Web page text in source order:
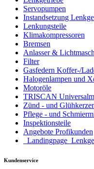
Servopumpen
Instandsetzung
Lenkungsteile
Klimakompressoren
Bremsen
Anlasser &
Filter
Gasfedern Koffer-/
Halogenlampen und
Motoröle
TRISCAN
Zünd - und
Pflege - und
Inspektionsteile
Angebote Profikunden
Kundenservice